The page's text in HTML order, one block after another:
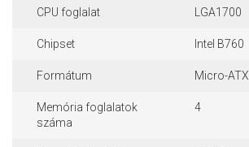
CPU foglalat LGA1700
Chipset Intel B760
Formátum Micro-ATX
Memória foglalatok
száma
4